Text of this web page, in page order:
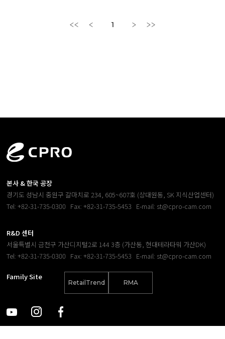
1
본사 & 한국 공장
경기도 성남시 중원구 갈마치로 234, 605~607호 (상대원동, SK 지식산업센터)
Tel: +82-31-735-0300 Fax: +82-31-735-5453 E-mail: st@cpro-cam.com
R&D 센터
서울특별시 금천구 가산디지털2로 144 3층 (가산동, 현대테라타워 가산DK)
Tel: +82-31-735-0300 Fax: +82-31-735-5453 E-mail: st@cpro-cam.com
Family Site
RetailTrend RMA